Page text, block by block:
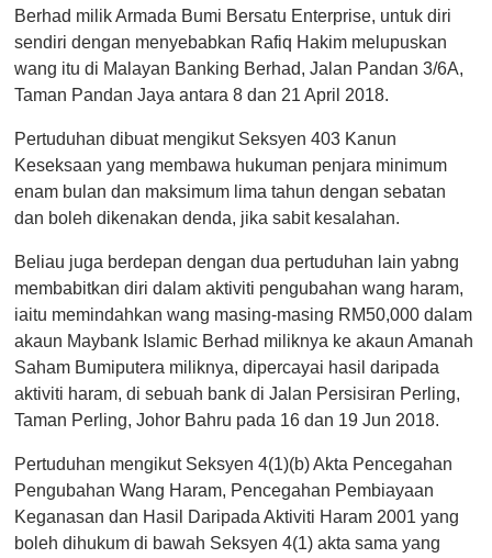
Berhad milik Armada Bumi Bersatu Enterprise, untuk diri
sendiri dengan menyebabkan Rafiq Hakim melupuskan
wang itu di Malayan Banking Berhad, Jalan Pandan 3/6A,
Taman Pandan Jaya antara 8 dan 21 April 2018.
Pertuduhan dibuat mengikut Seksyen 403 Kanun
Keseksaan yang membawa hukuman penjara minimum
enam bulan dan maksimum lima tahun dengan sebatan
dan boleh dikenakan denda, jika sabit kesalahan.
Beliau juga berdepan dengan dua pertuduhan lain yabng
membabitkan diri dalam aktiviti pengubahan wang haram,
iaitu memindahkan wang masing-masing RM50,000 dalam
akaun Maybank Islamic Berhad miliknya ke akaun Amanah
Saham Bumiputera miliknya, dipercayai hasil daripada
aktiviti haram, di sebuah bank di Jalan Persisiran Perling,
Taman Perling, Johor Bahru pada 16 dan 19 Jun 2018.
Pertuduhan mengikut Seksyen 4(1)(b) Akta Pencegahan
Pengubahan Wang Haram, Pencegahan Pembiayaan
Keganasan dan Hasil Daripada Aktiviti Haram 2001 yang
boleh dihukum di bawah Seksyen 4(1) akta sama yang